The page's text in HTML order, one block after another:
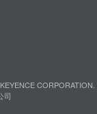
CORPORATION.
司